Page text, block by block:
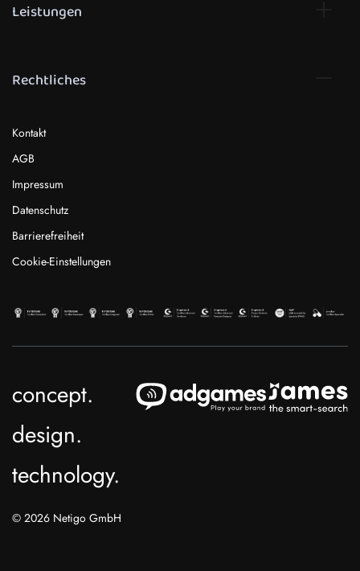
Leistungen
Rechtliches
Kontakt
AGB
Impressum
Datenschutz
Barrierefreiheit
Cookie-Einstellungen
concept.
design.
technology.
© 2026 Netigo GmbH